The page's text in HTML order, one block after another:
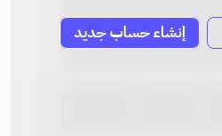
إنشاء حساب جديد